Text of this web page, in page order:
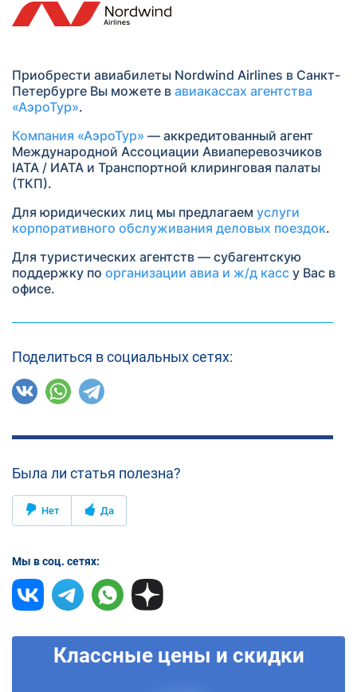
Приобрести авиабилеты Nordwind Airlines в Санкт-
Петербурге Вы можете в авиакассах агентства
«АэроТур».
Компания «АэроТур» — аккредитованный агент
Международной Ассоциации Авиаперевозчиков
IATA / ИАТА и Транспортной клиринговая палаты
(ТКП).
Для юридических лиц мы предлагаем услуги
корпоративного обслуживания деловых поездок.
Для туристических агентств — субагентскую
поддержку по организации авиа и ж/д касс у Вас в
офисе.
Поделиться в социальных сетях:
Была ли статья полезна?
Нет Да
Мы в соц. сетях:
Классные цены и скидки